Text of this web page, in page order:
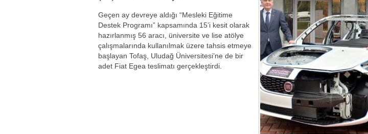
Geçen ay devreye aldığı “Mesleki Eğitime
Destek Programı” kapsamında 15’i kesit olarak
hazırlanmış 56 aracı, üniversite ve lise atölye
çalışmalarında kullanılmak üzere tahsis etmeye
başlayan Tofaş, Uludağ Üniversitesi’ne de bir
adet Fiat Egea teslimatı gerçekleştirdi.